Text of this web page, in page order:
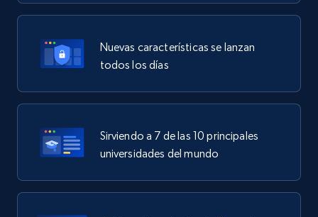
Nuevas características se lanzan
todos los días
Sirviendo a 7 de las 10 principales
universidades del mundo